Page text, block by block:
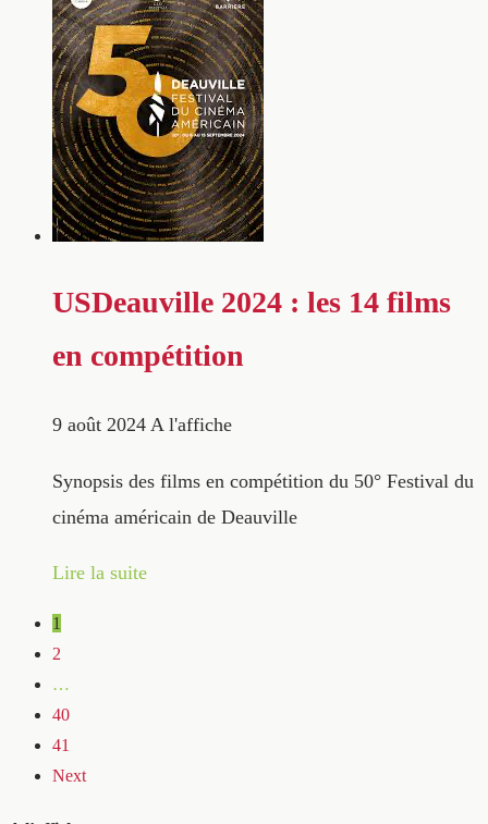
USDeauville 2024 : les 14 films
en compétition
9 août 2024 A l'affiche
Synopsis des films en compétition du 50° Festival du
cinéma américain de Deauville
Lire la suite
1
2
…
40
41
Next